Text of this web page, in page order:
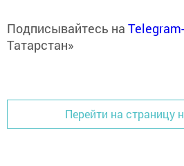
Подписывайтесь на
Татарстан»
Перейти на страницу